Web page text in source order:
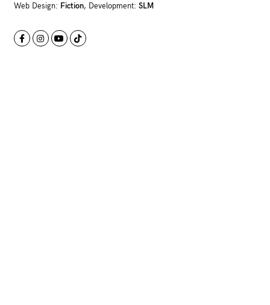
Web Design: Fiction, Development: SLM